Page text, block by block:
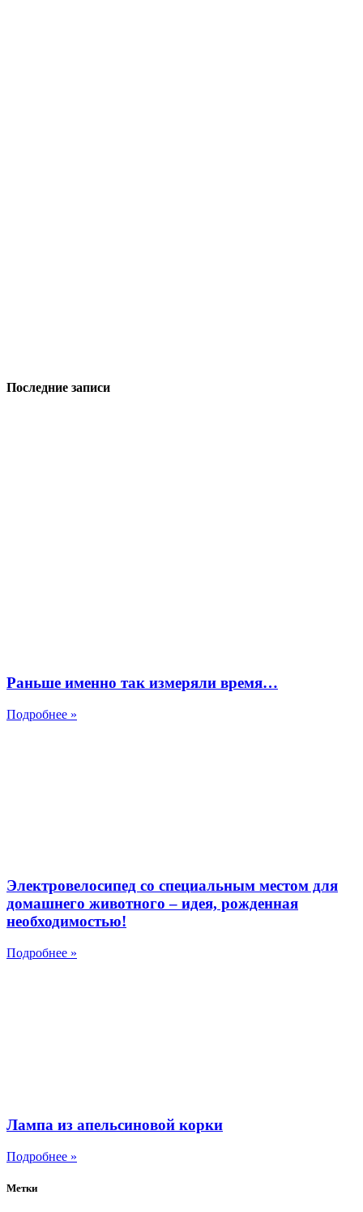
Последние записи
Раньше именно так измеряли время…
Подробнее »
Электровелосипед со специальным местом для
домашнего животного – идея, рожденная
необходимостью!
Подробнее »
Лампа из апельсиновой корки
Подробнее »
Метки